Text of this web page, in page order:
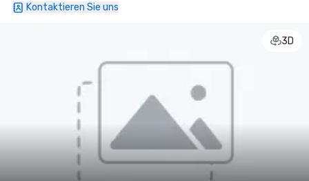
Kontaktieren Sie uns
3D